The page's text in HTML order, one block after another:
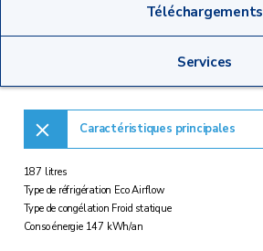
Téléchargements
Services
Caractéristiques principales
187 litres
Type de réfrigération Eco Airflow
Type de congélation Froid statique
Conso énergie 147 kWh/an